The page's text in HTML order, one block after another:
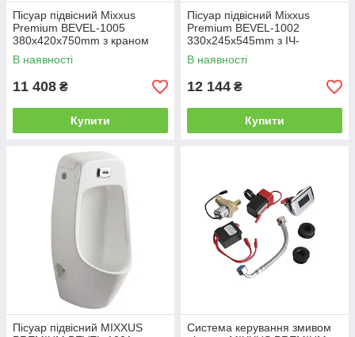
Пісуар підвісний Mixxus
Premium BEVEL-1005
380x420x750mm з краном
для пісуара (MP6664)
В наявності
11 408 ₴
Купити
Пісуар підвісний Mixxus
Premium BEVEL-1002
330x245x545mm з ІЧ-
датчиком автоматичного
змиву (MP6662)
В наявності
12 144 ₴
Купити
Пісуар підвісний MIXXUS
Система керування змивом